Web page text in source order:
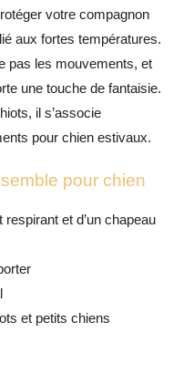
votre compagnon
aux fortes températures.
pas les mouvements, et
une touche de fantaisie.
il s’associe
pour chienestivaux.
pour chien
et d’un chapeau
et petits chiens